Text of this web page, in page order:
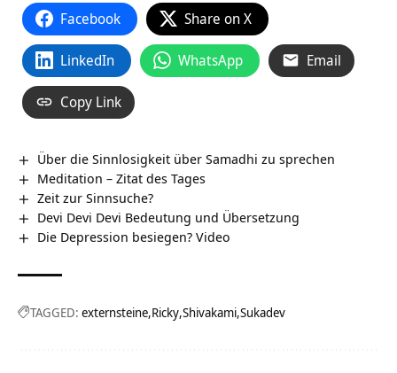
Facebook Share on X
LinkedIn WhatsApp Email
Copy Link
Über die Sinnlosigkeit über Samadhi zu sprechen
Meditation – Zitat des Tages
Zeit zur Sinnsuche?
Devi Devi Devi Bedeutung und Übersetzung
Die Depression besiegen? Video
TAGGED: externsteine Ricky Shivakami Sukadev